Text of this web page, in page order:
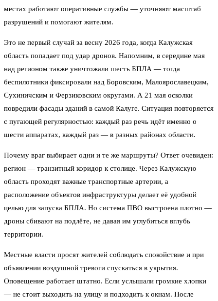
местах работают оперативные службы — уточняют масштаб
разрушений и помогают жителям.
Это не первый случай за весну 2026 года, когда Калужская
область попадает под удар дронов. Напомним, в середине мая
над регионом также уничтожали шесть БПЛА — тогда
беспилотники фиксировали над Боровским, Малоярославецким,
Сухиничским и Ферзиковским округами. А 21 мая осколки
повредили фасады зданий в самой Калуге. Ситуация повторяется
с пугающей регулярностью: каждый раз речь идёт именно о
шести аппаратах, каждый раз — в разных районах области.
Почему враг выбирает одни и те же маршруты? Ответ очевиден:
регион — транзитный коридор к столице. Через Калужскую
область проходят важные транспортные артерии, а
расположение объектов инфраструктуры делает её удобной
целью для запуска БПЛА. Но система ПВО выстроена плотно —
дроны сбивают на подлёте, не давая им углубиться вглубь
территории.
Местные власти просят жителей соблюдать спокойствие и при
объявлении воздушной тревоги спускаться в укрытия.
Оповещение работает штатно. Если услышали громкие хлопки
— не стоит выходить на улицу и подходить к окнам. После